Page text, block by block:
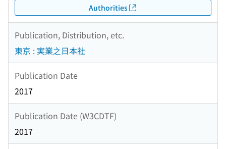
Authorities
Publication, Distribution, etc.
東京 : 実業之日本社
Publication Date
2017
Publication Date (W3CDTF)
2017